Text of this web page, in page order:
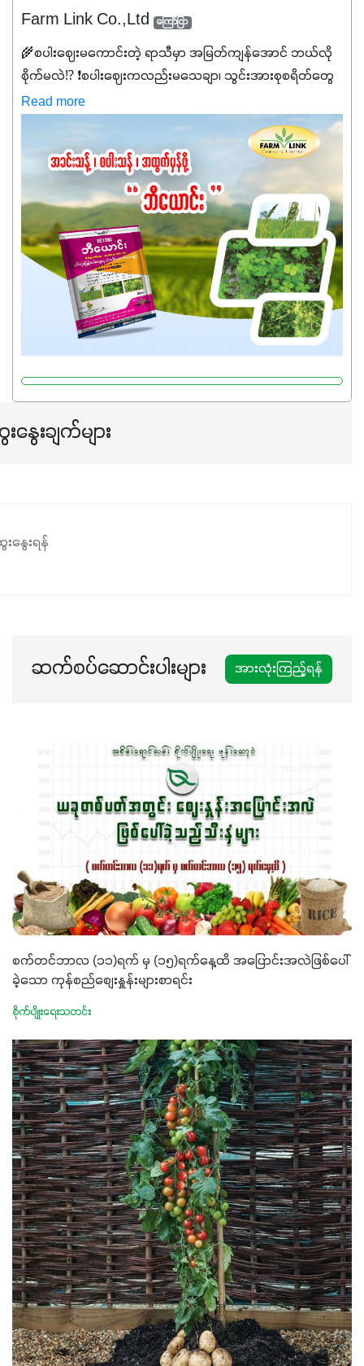
Farm Link Co.,Ltd ကြော်ငြာ
🌾စပါးဈေးမကောင်းတဲ့ ရာသီမှာ အမြတ်ကျန်အောင် ဘယ်လို
စိုက်မလဲ⁉️ ❗စပါးဈေးကလည်းမသေချာ၊ သွင်းအားစုစရိတ်တွေ
ကလည်း တက်နေတဲ့ဒီလိုအချိန်မှာ သွင်းအားစုဖိုးကို လျှော့ချပြီး
အထွက်နှုန်းကို ထိန်းထားနိုင်မှ ဦးကြီးတို့ အဆင်ပြေမှာနော် ✔️ဒါ
ကြောင့် ကိုယ်သုံးသမျှ ကိုယ့်အတွက်အကျိုးရစေမယ့်
အရည်အသွေးစိတ်ချရတဲ့ သွင်းအားစုပစ္စည်းတွေကိုပဲ ရွေးချယ်
သုံးသင့်ပါတယ်။
Read more
နွေးချက်များ
နွေးရန်
ဆက်စပ်ဆောင်းပါးများ အားလုံးကြည့်ရန်
စက်တင်ဘာလ (၁၁)ရက် မှ (၁၅)ရက်နေ့ထိ အပြောင်းအလဲဖြစ်ပေါ်
ခဲ့သော ကုန်စည်စျေးနှူန်းများစာရင်း
စိုက်ပျိုးရေးသတင်း